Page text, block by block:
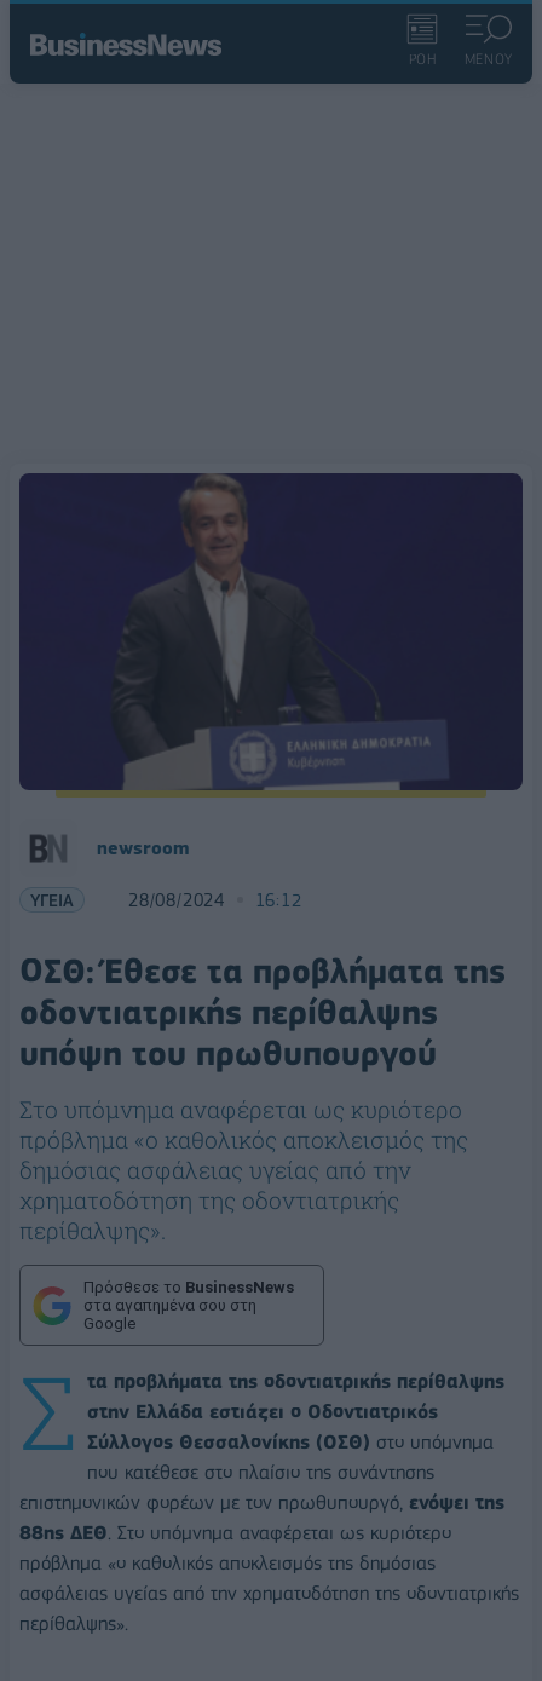
ΡΟΗ ΜΕΝΟΥ
newsroom
ΥΓΕΙΑ 28/08/2024 16:12
ΟΣΘ: Έθεσε τα προβλήματα της
οδοντιατρικής περίθαλψης
υπόψη του πρωθυπουργού
Στο υπόμνημα αναφέρεται ως κυριότερο
πρόβλημα «ο καθολικός αποκλεισμός της
δημόσιας ασφάλειας υγείας από την
χρηματοδότηση της οδοντιατρικής
περίθαλψης».
Πρόσθεσε το BusinessNews
στα αγαπημένα σου στη
Google
Σ
τα προβλήματα της οδοντιατρικής περίθαλψης
στην Ελλάδα εστιάζει ο Οδοντιατρικός
Σύλλογος Θεσσαλονίκης (ΟΣΘ) στο υπόμνημα
που κατέθεσε στο πλαίσιο της συνάντησης
επιστημονικών φορέων με τον πρωθυπουργό, ενόψει της
88ης ΔΕΘ. Στο υπόμνημα αναφέρεται ως κυριότερο
πρόβλημα «ο καθολικός αποκλεισμός της δημόσιας
ασφάλειας υγείας από την χρηματοδότηση της οδοντιατρικής
περίθαλψης».